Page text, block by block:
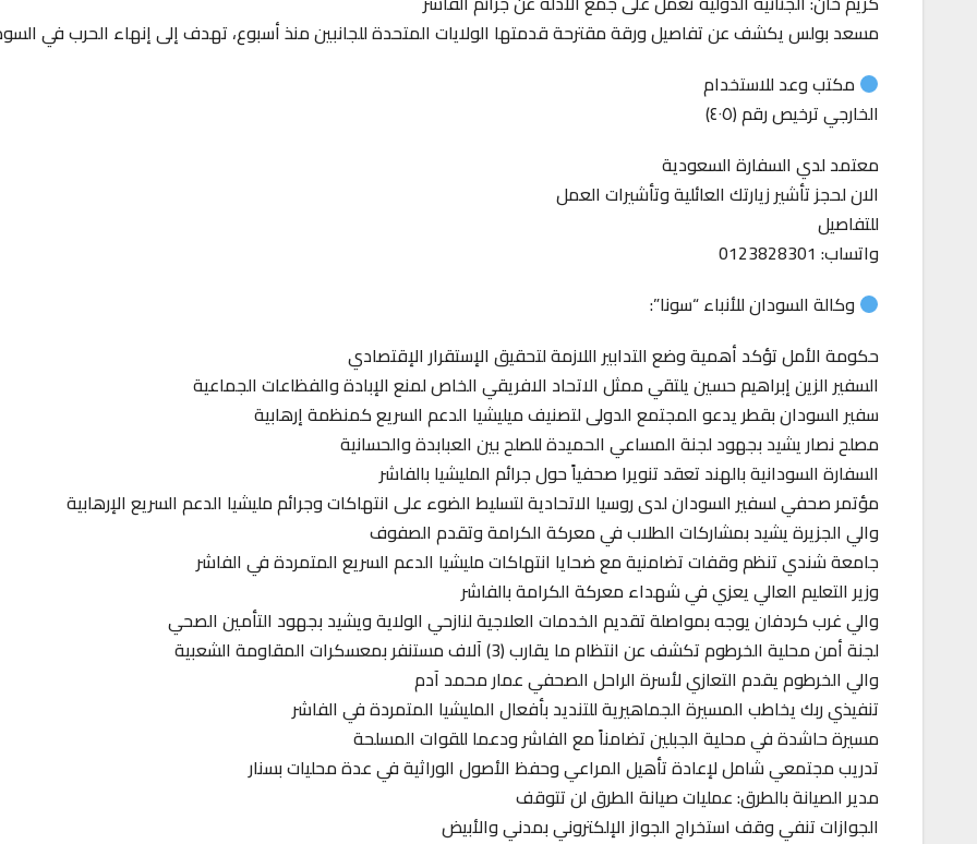
مسعد بولس يكشف عن تفاصيل ورقة مقترحة قدمتها الولايات المتحدة للجانبين منذ أسبوع، تهدف إلى إنهاء الحرب في
مكتب وعد للاستخدام
الخارجي ترخيص رقم (٤٠٥)
معتمد لدي السفارة السعودية
الان لحجز تأشير زيارتك العائلية وتأشيرات العمل
للتفاصيل
واتساب: 0123828301
وكالة السودان للأنباء “سونا”:
حكومة الأمل تؤكد أهمية وضع التدابير اللازمة لتحقيق الإستقرار الإقتصادي
السفير الزين إبراهيم حسين يلتقي ممثل الاتحاد الافريقي الخاص لمنع الإبادة والفظاعات الجماعية
سفير السودان بقطر يدعو المجتمع الدولى لتصنيف ميليشيا الدعم السريع كمنظمة إرهابية
مصلح نصار يشيد بجهود لجنة المساعي الحميدة للصلح بين العبابدة والحسانية
السفارة السودانية بالهند تعقد تنويرا صحفياً حول جرائم المليشيا بالفاشر
مؤتمر صحفي لسفير السودان لدى روسيا الاتحادية لتسليط الضوء على انتهاكات وجرائم مليشيا الدعم السريع الإرهابية
والي الجزيرة يشيد بمشاركات الطلاب في معركة الكرامة وتقدم الصفوف
جامعة شندي تنظم وقفات تضامنية مع ضحايا انتهاكات مليشيا الدعم السريع المتمردة في الفاشر
وزير التعليم العالي يعزي في شهداء معركة الكرامة بالفاشر
والي غرب كردفان يوجه بمواصلة تقديم الخدمات العلاجية لنازحي الولاية ويشيد بجهود التأمين الصحي
لجنة أمن محلية الخرطوم تكشف عن انتظام ما يقارب (3) آلاف مستنفر بمعسكرات المقاومة الشعبية
والي الخرطوم يقدم التعازي لأسرة الراحل الصحفي عمار محمد آدم
تنفيذي ربك يخاطب المسيرة الجماهيرية للتنديد بأفعال المليشيا المتمردة في الفاشر
مسيرة حاشدة في محلية الجبلين تضامناً مع الفاشر ودعما للقوات المسلحة
تدريب مجتمعي شامل لإعادة تأهيل المراعي وحفظ الأصول الوراثية في عدة محليات بسنار
مدير الصيانة بالطرق: عمليات صيانة الطرق لن تتوقف
الجوازات تنفي وقف استخراج الجواز الإلكتروني بمدني والأبيض